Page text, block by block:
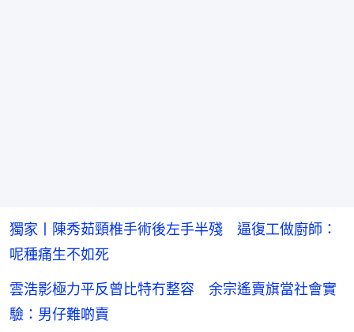
獨家丨陳秀茹頸椎手術後左手半殘 逼復工做廚師：
呢種痛生不如死
雲浩影極力平反曾比特冇整容 余宗遙賣旗當社會實
驗：男仔難啲賣